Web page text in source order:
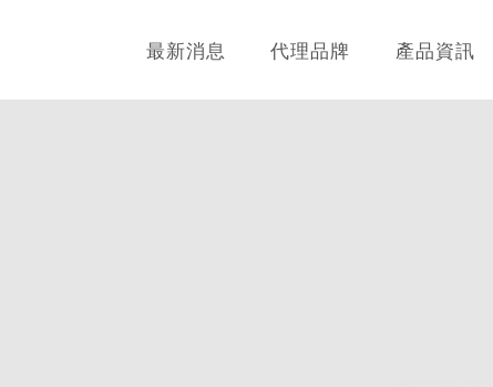
最新消息 代理品牌 產品資訊